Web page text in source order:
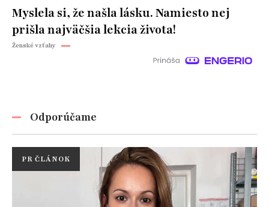
Myslela si, že našla lásku. Namiesto nej
prišla najväčšia lekcia života!
Ženské vzťahy
Odporúčame
PR ČLÁNOK